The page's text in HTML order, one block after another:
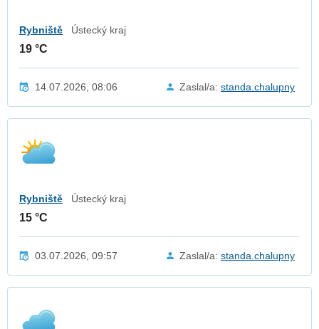
Rybniště Ústecký kraj
19 °C
14.07.2026, 08:06 Zaslal/a: standa.chalupny
Rybniště Ústecký kraj
15 °C
03.07.2026, 09:57 Zaslal/a: standa.chalupny